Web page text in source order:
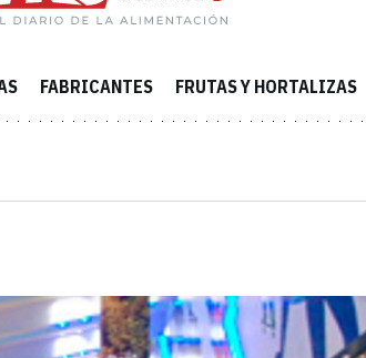
FABRICANTES FRUTAS Y HORTALIZAS